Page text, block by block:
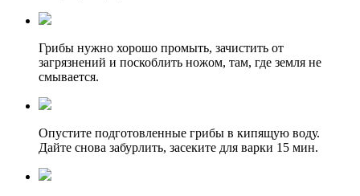
Грибы нужно хорошо промыть, зачистить от
загрязнений и поскоблить ножом, там, где земля не
смывается.
Опустите подготовленные грибы в кипящую воду.
Дайте снова забурлить, засеките для варки 15 мин.